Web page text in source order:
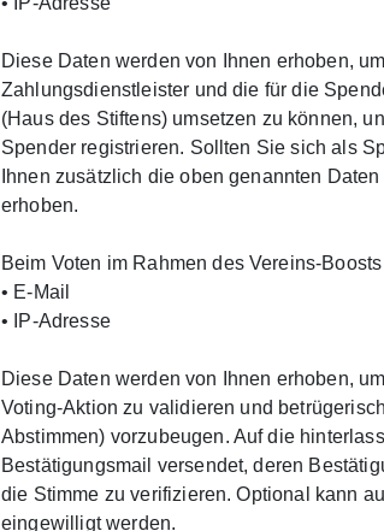
Diese Daten werden von Ihnen erhoben,
Zahlungsdienstleister und die für die
(Haus des Stiftens) umsetzen zu können,
Spender registrieren. Sollten Sie sich als
Ihnen zusätzlich die oben genannten
erhoben.
Beim Voten im Rahmen des Vereins-
• E-Mail
• IP-Adresse
Diese Daten werden von Ihnen erhoben,
Voting-Aktion zu validieren und
Abstimmen) vorzubeugen. Auf die
Bestätigungsmail versendet, deren
die Stimme zu verifizieren. Optional kann
eingewilligt werden.